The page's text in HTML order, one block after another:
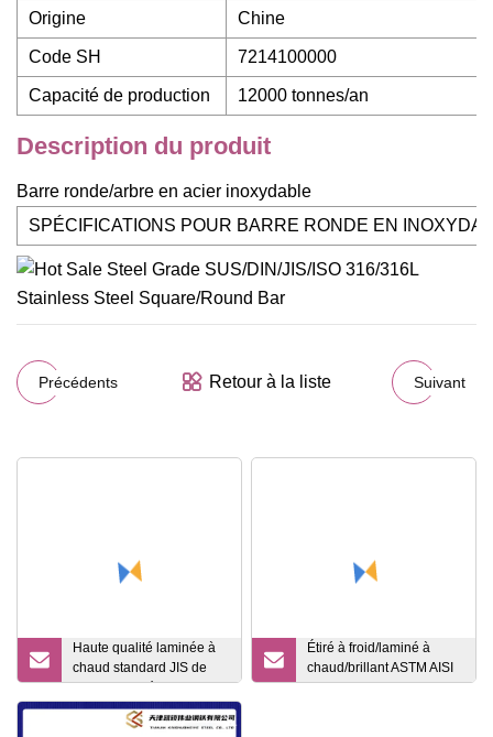
Origine Chine
Code SH 7214100000
Capacité de production 12000 tonnes/an
Description du produit
Barre ronde/arbre en acier inoxydable
SPÉCIFICATIONS POUR BARRE RONDE EN
Précédents Retour à la liste Suivant
Haute qualité laminée à
chaud standard JIS de
bonne qualité
Étiré à froid/laminé à
chaud/brillant ASTM AISI
JIS 201 202 2205 304